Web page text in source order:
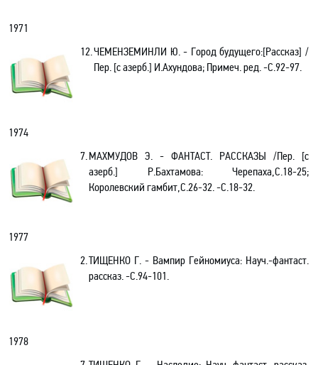
1971
12.ЧЕМЕНЗЕМИНЛИ Ю. - Город будущего:[Рассказ] /
Пер. [с азерб.] И.Ахундова; Примеч. ред. -С.92-97.
1974
7.МАХМУДОВ Э. - ФАНТАСТ. РАССКАЗЫ /Пер. [с
азерб.] Р.Бахтамова: Черепаха,С.18-25;
Королевский гамбит,С.26-32. -С.18-32.
1977
2.ТИЩЕНКО Г. - Вампир Гейномиуса: Науч.-фантаст.
рассказ. -С.94-101.
1978